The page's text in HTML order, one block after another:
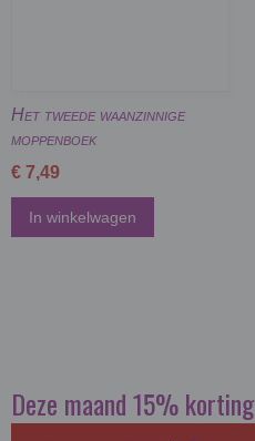
Het tweede waanzinnige
moppenboek
€ 7,49
In winkelwagen
Deze maand 15% korting